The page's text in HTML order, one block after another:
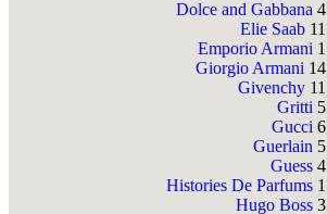
Dolce and Gabbana 4
Elie Saab 11
Emporio Armani 1
Giorgio Armani 14
Givenchy 11
Gritti 5
Gucci 6
Guerlain 5
Guess 4
Histories De Parfums 1
Hugo Boss 3